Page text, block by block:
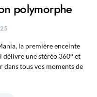
polymorphe
la première enceinte
une stéréo 360° et
dans tous vos moments de